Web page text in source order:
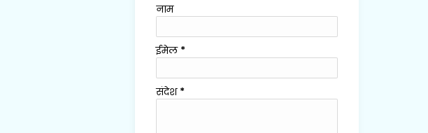
नाम
ईमेल *
संदेश *